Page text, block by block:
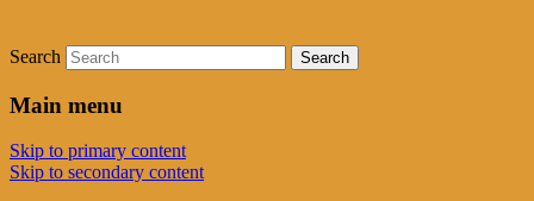
Search
Main menu
Skip to primary content
Skip to secondary content